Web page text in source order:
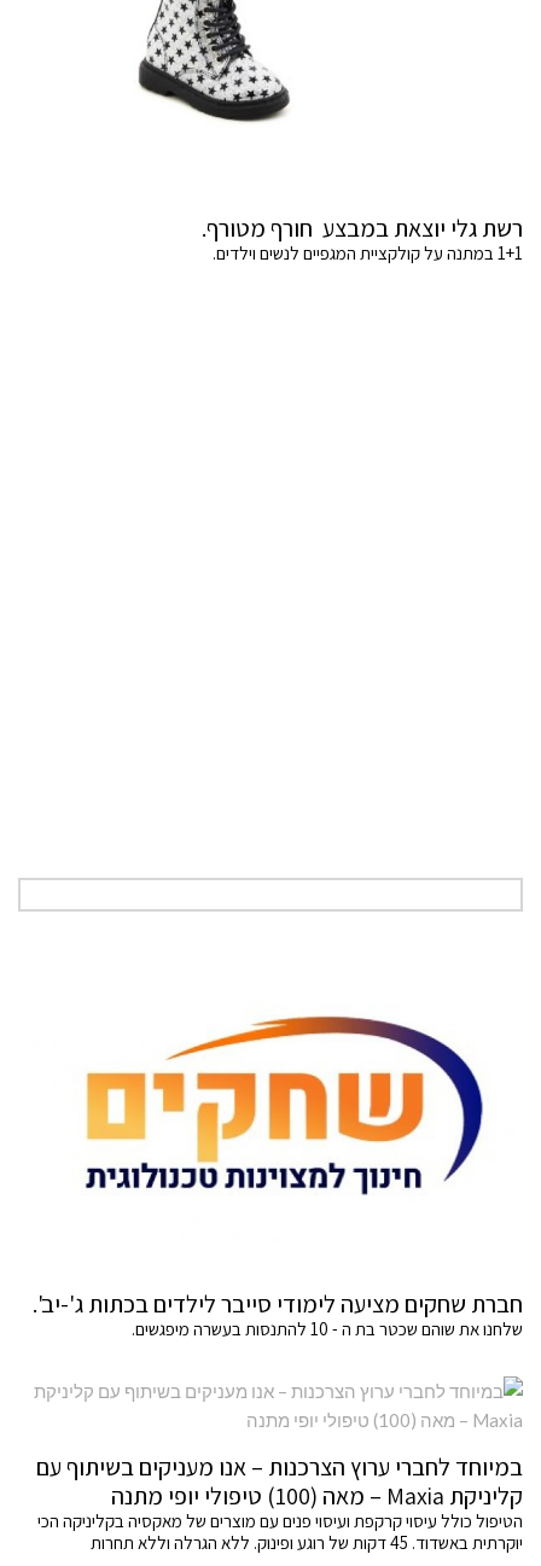
רשת גלי יוצאת במבצע חורף מטורף.
1+1 במתנה על קולקציית המגפיים לנשים וילדים.
חברת שחקים מציעה לימודי סייבר לילדים בכתות ג'-יב'.
שלחנו את שוהם שכטר בת ה - 10 להתנסות בעשרה מיפגשים.
במיוחד לחברי ערוץ הצרכנות – אנו מעניקים בשיתוף עם
קליניקת Maxia – מאה (100) טיפולי יופי מתנה
הטיפול כולל עיסוי קרקפת ועיסוי פנים עם מוצרים של מאקסיה בקליניקה הכי
יוקרתית באשדוד. 45 דקות של רוגע ופינוק. ללא הגרלה וללא תחרות